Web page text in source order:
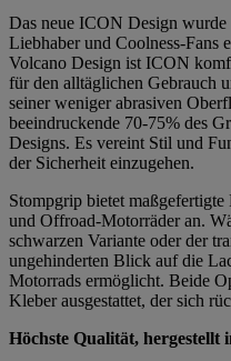
Das neue ICON Design
Liebhaber und Coolness-Fans
Volcano Design ist ICON
für den alltäglichen Gebrauch
seiner weniger abrasiven
beeindruckende 70-75% des
Designs. Es vereint Stil und
der Sicherheit einzugehen.
Stompgrip bietet
und Offroad-Motorräder an.
schwarzen Variante oder der
ungehinderten Blick auf die
Motorrads ermöglicht. Beide
Kleber ausgestattet, der sich
Höchste Qualität, hergestellt